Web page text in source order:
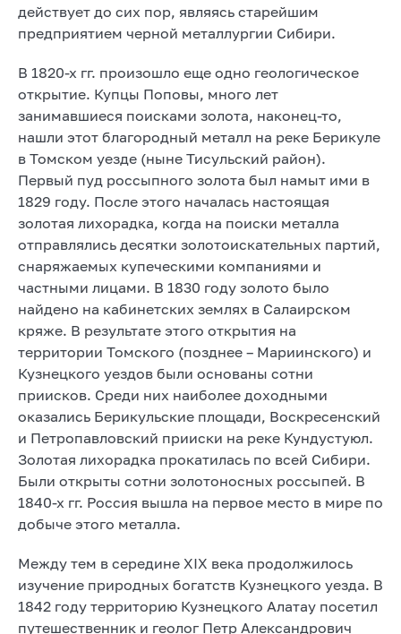
действует до сих пор, являясь старейшим
предприятием черной металлургии Сибири.
В 1820-х гг. произошло еще одно геологическое
открытие. Купцы Поповы, много лет
занимавшиеся поисками золота, наконец-то,
нашли этот благородный металл на реке Берикуле
в Томском уезде (ныне Тисульский район).
Первый пуд россыпного золота был намыт ими в
1829 году. После этого началась настоящая
золотая лихорадка, когда на поиски металла
отправлялись десятки золотоискательных партий,
снаряжаемых купеческими компаниями и
частными лицами. В 1830 году золото было
найдено на кабинетских землях в Салаирском
кряже. В результате этого открытия на
территории Томского (позднее – Мариинского) и
Кузнецкого уездов были основаны сотни
приисков. Среди них наиболее доходными
оказались Берикульские площади, Воскресенский
и Петропавловский прииски на реке Кундустуюл.
Золотая лихорадка прокатилась по всей Сибири.
Были открыты сотни золотоносных россыпей. В
1840-х гг. Россия вышла на первое место в мире по
добыче этого металла.
Между тем в середине XIX века продолжилось
изучение природных богатств Кузнецкого уезда. В
1842 году территорию Кузнецкого Алатау посетил
путешественник и геолог Петр Александрович